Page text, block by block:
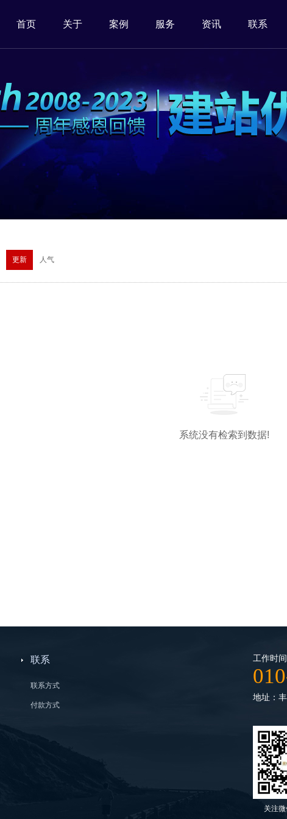
首页 关于 案例 服务 资讯 联系
更新 人气
系统没有检索到数据!
联系
联系方式
付款方式
工作时
地址：
关注